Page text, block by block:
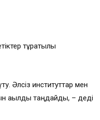
тұрақтылық
Әлсіз институттар мен
ақылды таңдайды, – деді